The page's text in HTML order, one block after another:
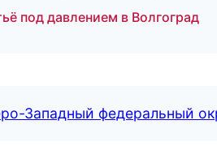
под давлением в Волгоград
Западный федеральный